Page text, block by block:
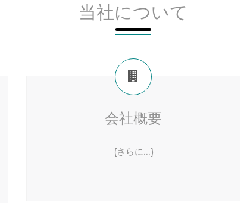
当社について
会社概要
(さらに…)